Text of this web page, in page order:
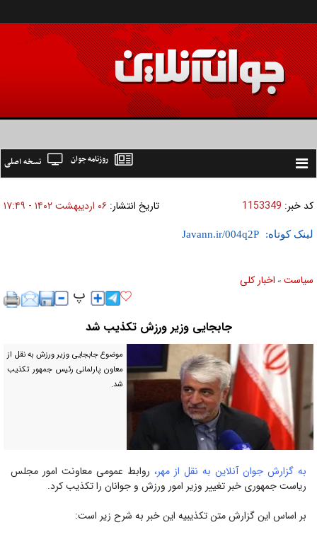
Toggle
نسخه اصلی روزنامه جوان
کد خبر: 1153349 تاریخ انتشار: ۰۶ ارديبهشت ۱۴۰۲ - ۱۷:۴۹
لینک کوتاه:
سیاست » اخبار کلی
جابجایی وزیر ورزش تکذیب شد
موضوع جابجایی وزیر ورزش به نقل از
معاون پارلمانی رئیس جمهور تکذیب
شد.
به گزارش جوان آنلاین به نقل از مهر، روابط عمومی معاونت امور مجلس
ریاست جمهوری خبر تغییر وزیر امور ورزش و جوانان را تکذیب کرد.
بر اساس این گزارش متن تکذیبیه این خبر به شرح زیر است: